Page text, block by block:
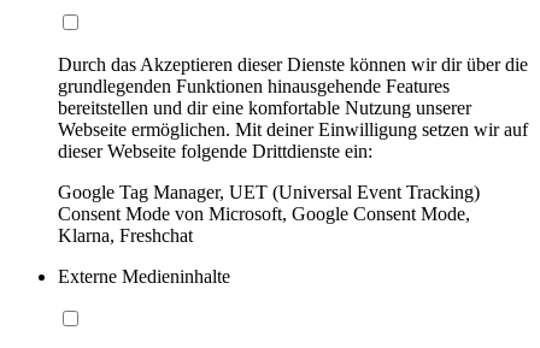
Durch das Akzeptieren dieser Dienste können wir dir über die
grundlegenden Funktionen hinausgehende Features
bereitstellen und dir eine komfortable Nutzung unserer
Webseite ermöglichen. Mit deiner Einwilligung setzen wir auf
dieser Webseite folgende Drittdienste ein:
Google Tag Manager, UET (Universal Event Tracking)
Consent Mode von Microsoft, Google Consent Mode,
Klarna, Freshchat
Externe Medieninhalte